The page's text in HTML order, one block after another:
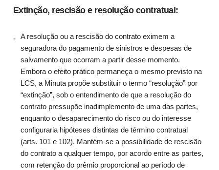
Extinção, rescisão e resolução contratual:
A resolução ou a rescisão do contrato eximem a
seguradora do pagamento de sinistros e despesas de
salvamento que ocorram a partir desse momento.
Embora o efeito prático permaneça o mesmo previsto na
LCS, a Minuta propõe substituir o termo “resolução” por
“extinção”, sob o entendimento de que a resolução do
contrato pressupõe inadimplemento de uma das partes,
enquanto o desaparecimento do risco ou do interesse
configuraria hipóteses distintas de término contratual
(arts. 101 e 102). Mantém-se a possibilidade de rescisão
do contrato a qualquer tempo, por acordo entre as partes,
com retenção do prêmio proporcional ao período de